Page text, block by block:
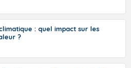
: quel impact sur les
?